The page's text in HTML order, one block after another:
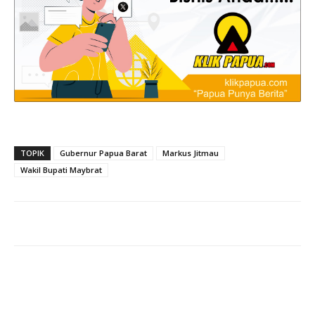
TOPIK Gubernur Papua Barat
Markus Jitmau
Wakil Bupati Maybrat